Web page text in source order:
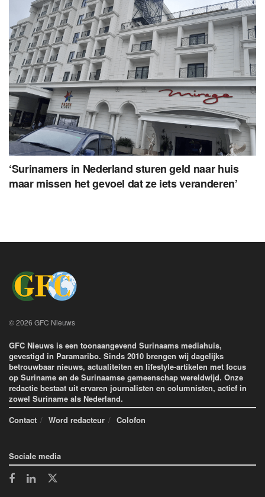
‘Surinamers in Nederland sturen geld naar huis
maar missen het gevoel dat ze iets veranderen’
© 2026 GFC Nieuws
GFC Nieuws is een toonaangevend Surinaams mediahuis,
gevestigd in Paramaribo. Sinds 2010 brengen wij dagelijks
betrouwbaar nieuws, actualiteiten en lifestyle-artikelen met focus
op Suriname en de Surinaamse gemeenschap wereldwijd. Onze
redactie bestaat uit ervaren journalisten en columnisten, actief in
zowel Suriname als Nederland.
Contact
Word redacteur Colofon
Sociale media